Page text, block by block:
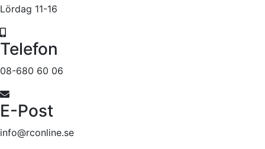
Lördag 11-16
Telefon
08-680 60 06
E-Post
info@rconline.se